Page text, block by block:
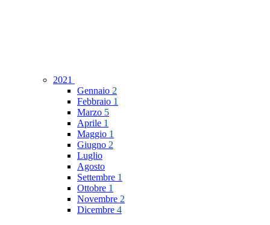
2021
Gennaio 2
Febbraio 1
Marzo 5
Aprile 1
Maggio 1
Giugno 2
Luglio
Agosto
Settembre 1
Ottobre 1
Novembre 2
Dicembre 4